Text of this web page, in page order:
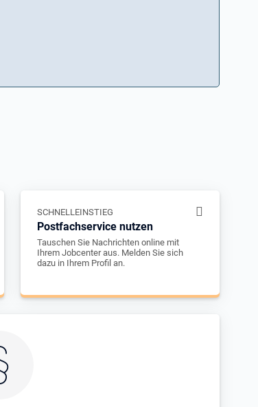
SCHNELLEINSTIEG
Postfachservice nutzen
Tauschen Sie Nachrichten online mit
Ihrem Jobcenter aus. Melden Sie sich
dazu in Ihrem Profil an.